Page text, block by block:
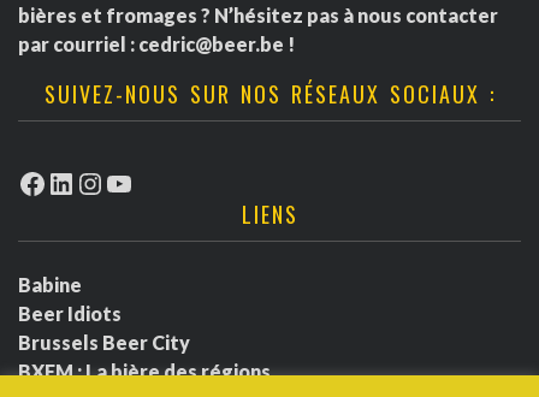
bières et fromages ? N’hésitez pas à nous contacter
par courriel : cedric@beer.be !
SUIVEZ-NOUS SUR NOS RÉSEAUX SOCIAUX :
Facebook
LinkedIn
Instagram
YouTube
LIENS
Babine
Beer Idiots
Brussels Beer City
BXFM : La bière des régions